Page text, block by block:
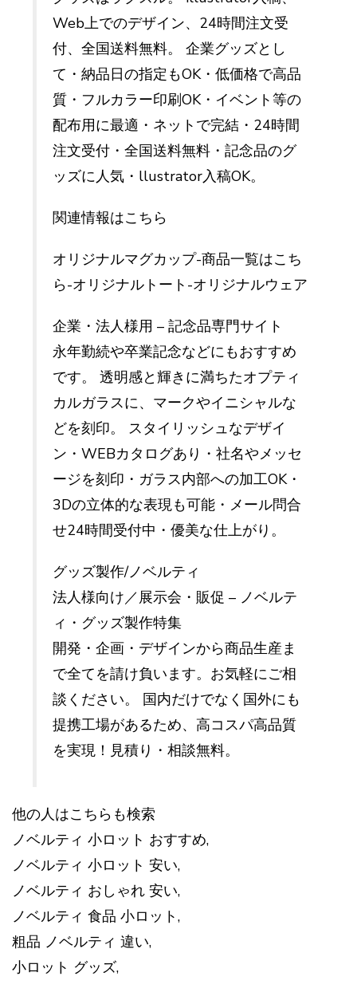
Web上でのデザイン、24時間注文受
付、全国送料無料。 企業グッズとし
て・納品日の指定もOK・低価格で高品
質・フルカラー印刷OK・イベント等の
配布用に最適・ネットで完結・24時間
注文受付・全国送料無料・記念品のグ
ッズに人気・llustrator入稿OK。
関連情報はこちら
オリジナルマグカップ-商品一覧はこち
ら-オリジナルトート-オリジナルウェア
企業・法人様用 – 記念品専門サイト
永年勤続や卒業記念などにもおすすめ
です。 透明感と輝きに満ちたオプティ
カルガラスに、マークやイニシャルな
どを刻印。 スタイリッシュなデザイ
ン・WEBカタログあり・社名やメッセ
ージを刻印・ガラス内部への加工OK・
3Dの立体的な表現も可能・メール問合
せ24時間受付中・優美な仕上がり。
グッズ製作/ノベルティ
法人様向け／展示会・販促 – ノベルテ
ィ・グッズ製作特集
開発・企画・デザインから商品生産ま
で全てを請け負います。お気軽にご相
談ください。 国内だけでなく国外にも
提携工場があるため、高コスパ高品質
を実現！見積り・相談無料。
他の人はこちらも検索
ノベルティ 小ロット おすすめ,
ノベルティ 小ロット 安い,
ノベルティ おしゃれ 安い,
ノベルティ 食品 小ロット,
粗品 ノベルティ 違い,
小ロット グッズ,